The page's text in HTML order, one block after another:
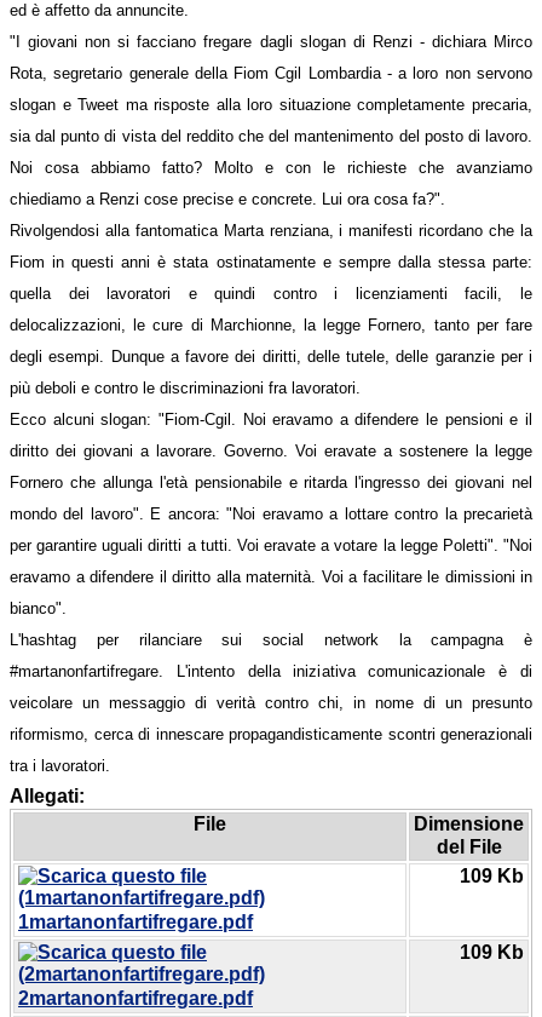
ed è affetto da annuncite.
"I giovani non si facciano fregare dagli slogan di Renzi - dichiara Mirco
Rota, segretario generale della Fiom Cgil Lombardia - a loro non servono
slogan e Tweet ma risposte alla loro situazione completamente precaria,
sia dal punto di vista del reddito che del mantenimento del posto di lavoro.
Noi cosa abbiamo fatto? Molto e con le richieste che avanziamo
chiediamo a Renzi cose precise e concrete. Lui ora cosa fa?".
Rivolgendosi alla fantomatica Marta renziana, i manifesti ricordano che la
Fiom in questi anni è stata ostinatamente e sempre dalla stessa parte:
quella dei lavoratori e quindi contro i licenziamenti facili, le
delocalizzazioni, le cure di Marchionne, la legge Fornero, tanto per fare
degli esempi. Dunque a favore dei diritti, delle tutele, delle garanzie per i
più deboli e contro le discriminazioni fra lavoratori.
Ecco alcuni slogan: "Fiom-Cgil. Noi eravamo a difendere le pensioni e il
diritto dei giovani a lavorare. Governo. Voi eravate a sostenere la legge
Fornero che allunga l'età pensionabile e ritarda l'ingresso dei giovani nel
mondo del lavoro". E ancora: "Noi eravamo a lottare contro la precarietà
per garantire uguali diritti a tutti. Voi eravate a votare la legge Poletti". "Noi
eravamo a difendere il diritto alla maternità. Voi a facilitare le dimissioni in
bianco".
L'hashtag per rilanciare sui social network la campagna è
#martanonfartifregare. L'intento della iniziativa comunicazionale è di
veicolare un messaggio di verità contro chi, in nome di un presunto
riformismo, cerca di innescare propagandisticamente scontri generazionali
tra i lavoratori.
Allegati:
File
Dimensione
del File
1martanonfartifregare.pdf
109 Kb
2martanonfartifregare.pdf
109 Kb